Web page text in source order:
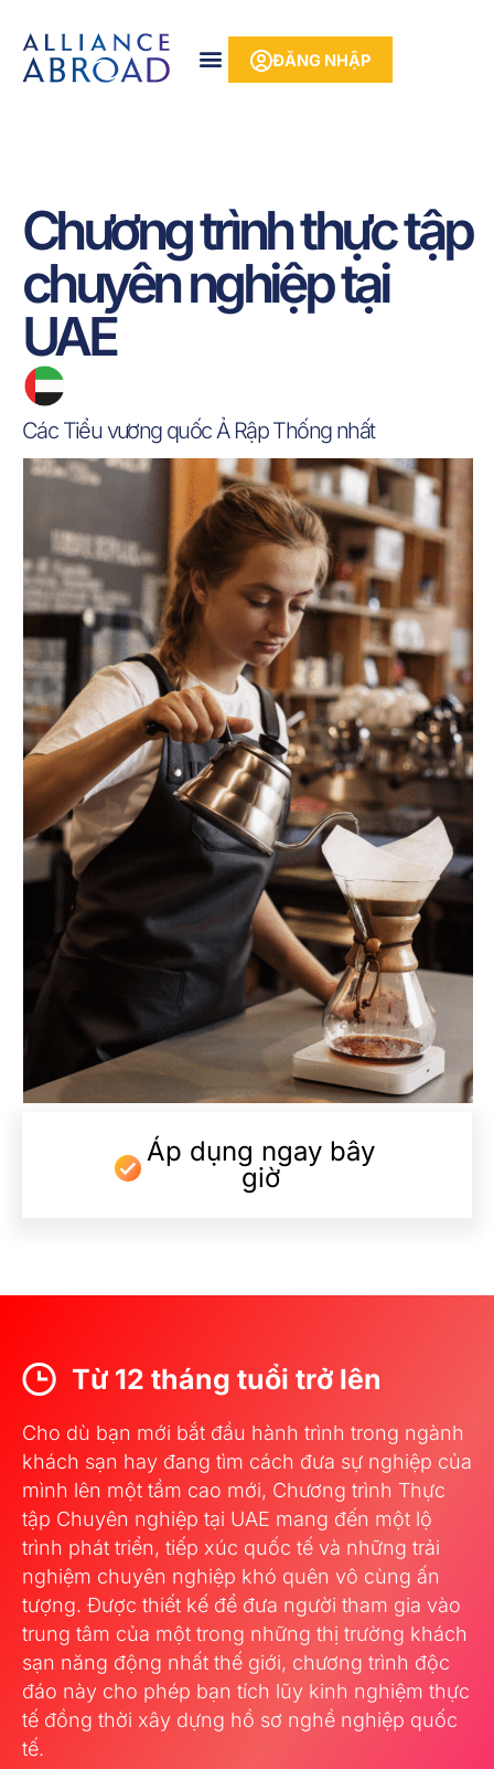
nội
dung
qua
ĐĂNG NHẬP
Chương trình thực tập
chuyên nghiệp tại
UAE
Các Tiểu vương quốc Ả Rập Thống nhất
Áp dụng ngay bây
giờ
Từ 12 tháng tuổi trở lên
Cho dù bạn mới bắt đầu hành trình trong ngành
khách sạn hay đang tìm cách đưa sự nghiệp của
mình lên một tầm cao mới, Chương trình Thực
tập Chuyên nghiệp tại UAE mang đến một lộ
trình phát triển, tiếp xúc quốc tế và những trải
nghiệm chuyên nghiệp khó quên vô cùng ấn
tượng. Được thiết kế để đưa người tham gia vào
trung tâm của một trong những thị trường khách
sạn năng động nhất thế giới, chương trình độc
đáo này cho phép bạn tích lũy kinh nghiệm thực
tế đồng thời xây dựng hồ sơ nghề nghiệp quốc
tế.